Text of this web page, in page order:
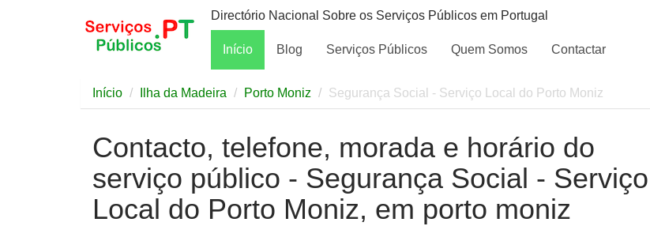
Directório Nacional Sobre os Serviços Públicos em Portugal
Início Blog Serviços Públicos Quem Somos Contactar
Início Ilha da Madeira Porto Moniz Segurança Social - Serviço Local do Porto Moniz
Contacto, telefone, morada e horário do
serviço público - Segurança Social - Serviço
Local do Porto Moniz, em porto moniz